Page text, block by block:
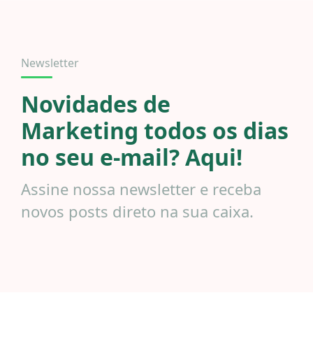
Newsletter
Novidades de
Marketing todos os dias
no seu e-mail? Aqui!
Assine nossa newsletter e receba
novos posts direto na sua caixa.